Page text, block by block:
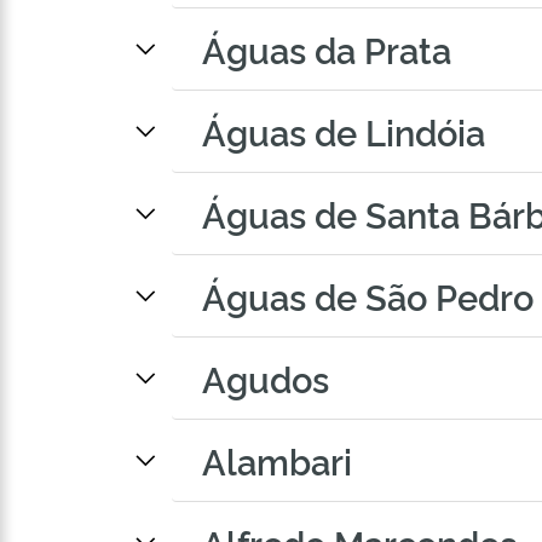
Águas da Prata
Águas de Lindóia
Águas de Santa
Águas de São Pedro
Agudos
Alambari